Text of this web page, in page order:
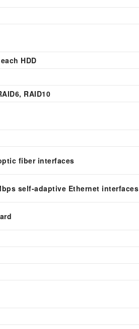
HDD
RAID10
fiber interfaces
self-adaptive Ethernet interfaces